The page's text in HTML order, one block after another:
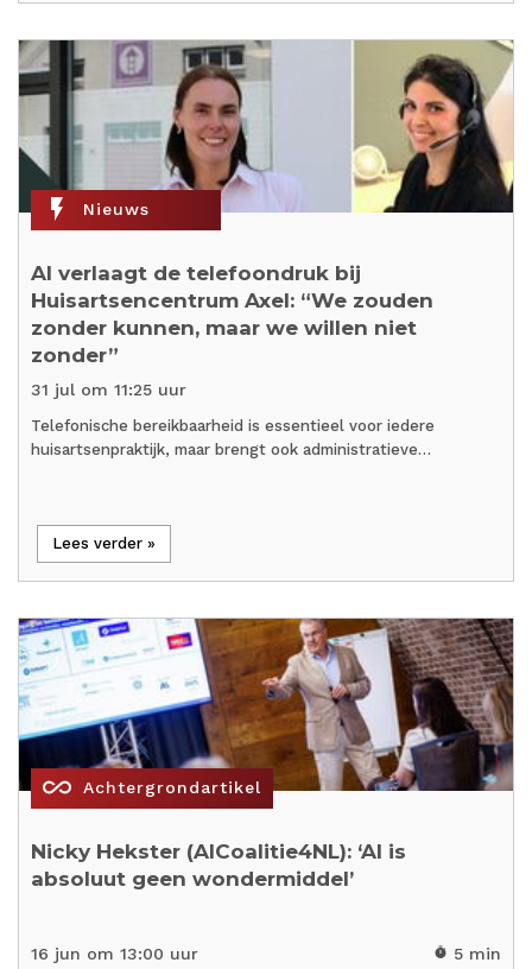
flash_on Nieuws
AI verlaagt de telefoondruk bij
Huisartsencentrum Axel: “We zouden
zonder kunnen, maar we willen niet
zonder”
31 jul om 11:25 uur
Telefonische bereikbaarheid is essentieel voor iedere
huisartsenpraktijk, maar brengt ook administratieve…
Lees verder »
all_inclusive Achtergrondartikel
Nicky Hekster (AICoalitie4NL): ‘AI is
absoluut geen wondermiddel’
16 jun om 13:00 uur timer 5 min